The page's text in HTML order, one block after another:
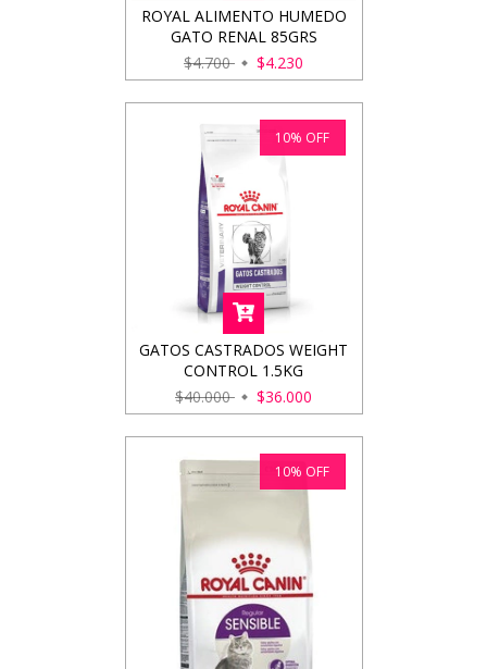
ROYAL ALIMENTO HUMEDO
GATO RENAL 85GRS
$4.700
$4.230
10% OFF
GATOS CASTRADOS WEIGHT
CONTROL 1.5KG
$40.000
$36.000
10% OFF